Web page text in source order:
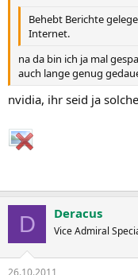
Behebt Berichte
Internet.
na da bin ich ja mal
auch lange genug
nvidia, ihr seid ja
D Deracus
Vice Admiral
26.10.2011